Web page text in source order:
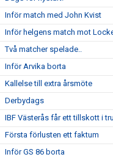
Inför match med John Kvist
Inför helgens match mot
Två matcher spelade..
Inför Arvika borta
Kallelse till extra årsmöte
Derbydags
IBF Västerås får ett tillskott i
Första förlusten ett faktum
Inför GS 86 borta